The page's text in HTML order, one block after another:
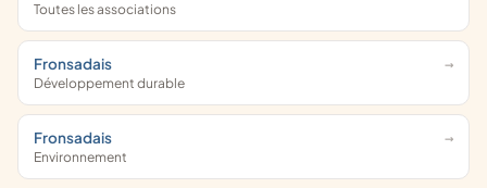
Toutes les associations
Fronsadais
Développement durable
Fronsadais
Environnement